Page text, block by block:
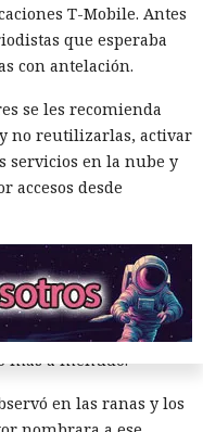
T-Mobile. Antes
que esperaba
con antelación.
se les recomienda
no reutilizarlas, activar
servicios en la nube y
accesos desde
o los marcaron como
de la Universidad
el 25 de junio
equidad,
dedicado al género
Entonces los
y encontraron que la
con frecuencia eran
La excepción
entre los cuales las
más a menudo.
en las ranas y los